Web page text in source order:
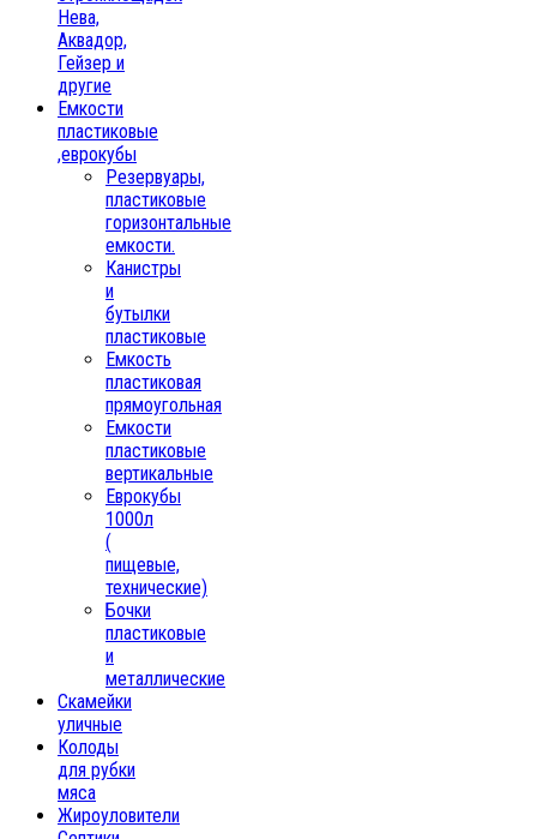
Нева,
Аквадор,
Гейзер и
другие
Емкости
пластиковые
,еврокубы
Резервуары,
пластиковые
горизонтальные
емкости.
Канистры
и
бутылки
пластиковые
Емкость
пластиковая
прямоугольная
Емкости
пластиковые
вертикальные
Еврокубы
1000л
(
пищевые,
технические)
Бочки
пластиковые
и
металлические
Скамейки
уличные
Колоды
для рубки
мяса
Жироуловители